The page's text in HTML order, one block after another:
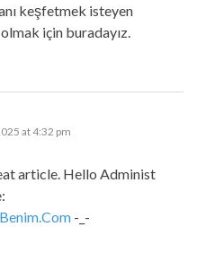
keşfetmek isteyen
için buradayız.
at 4:32 pm
article. Hello Administ
-_-